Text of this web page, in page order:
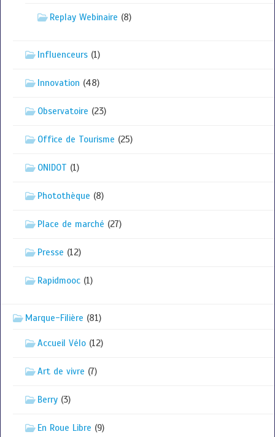
Replay Webinaire (8)
Influenceurs (1)
Innovation (48)
Observatoire (23)
Office de Tourisme (25)
ONIDOT (1)
Photothèque (8)
Place de marché (27)
Presse (12)
Rapidmooc (1)
Marque-Filière (81)
Accueil Vélo (12)
Art de vivre (7)
Berry (3)
En Roue Libre (9)